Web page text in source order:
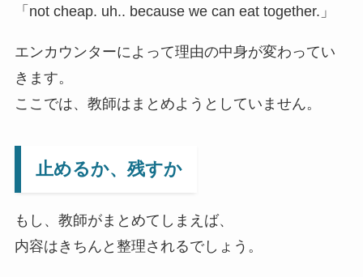
「not cheap. uh.. because we can eat together.」
エンカウンターによって理由の中身が変わってい
きます。
ここでは、教師はまとめようとしていません。
止めるか、残すか
もし、教師がまとめてしまえば、
内容はきちんと整理されるでしょう。